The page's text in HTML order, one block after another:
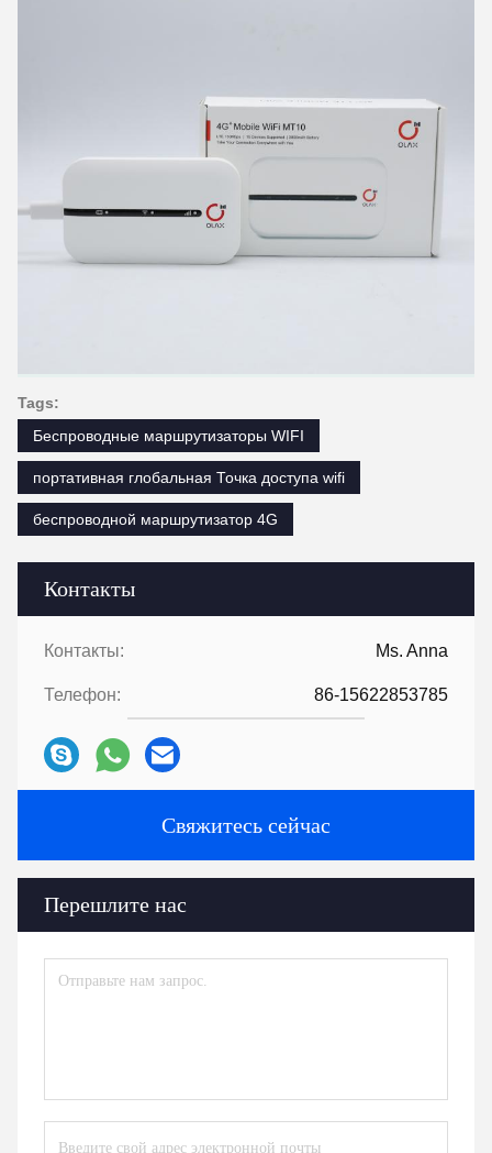
Контакты
Контакты: Ms. Anna
Телефон: 86-15622853785
Свяжитесь сейчас
Перешлите нас
Tags:
Беспроводные маршрутизаторы WIFI
портативная глобальная Точка доступа wifi
беспроводной маршрутизатор 4G